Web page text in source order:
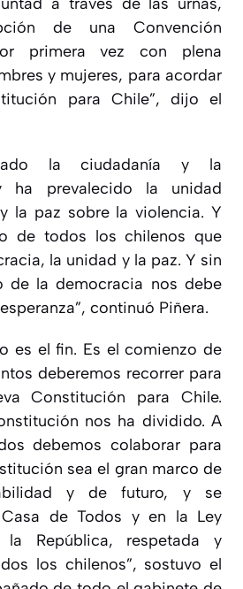
de una Convención
primera vez con plena
y mujeres, para acordar
para Chile”, dijo el
la ciudadanía y la
ha prevalecido la unidad
la paz sobre la violencia. Y
de todos los chilenos que
la unidad y la paz. Y sin
de la democracia nos debe
continuó Piñera.
es el fin. Es el comienzo de
deberemos recorrer para
Constitución para Chile.
nos ha dividido. A
debemos colaborar para
sea el gran marco de
y de futuro, y se
de Todos y en la Ley
la República, respetada y
los chilenos”, sostuvo el